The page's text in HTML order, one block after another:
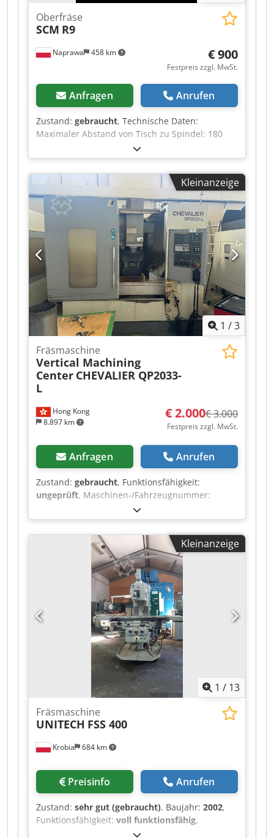
Naprawa 458 km
Oberfräse
SCM R9
€ 900
Festpreis zzgl. MwSt.
Anfragen Anrufen
Zustand: gebraucht, Technische Daten:
Maximaler Abstand von Tisch zu Spindel: 180
mm Vertikaler Spindelhub: 100 mm Spindel
pneumatisch und hydraulisch verstellbar
Wechselspindel Tisch höhenverstellbar
Dodpszhub Nsfx Aclock Spindeldrehzahl:
1000/2000 U/min Motorleistung: 4 kW
Stromversorgung: 380 V
Kleinanzeige
1 /3
Hong Kong
8.897 km
Fräsmaschine
Vertical Machining
Center CHEVALIER QP2033-
L
€ 2.000€ 3.000
Festpreis zzgl. MwSt.
Anfragen Anrufen
Zustand: gebraucht, Funktionsfähigkeit:
ungeprüft, Maschinen-/Fahrzeugnummer:
, Spindeldrehzahl (max.):
Art des Eingangsstroms:Drehstrom,
Gesamtgewicht:5.500 kg, Eingangsspannung:
, CHEVALIER QP2033-L Vertikal-
Bearbeitungszentrum. Die Maschine steht zur
Besichtigung in Riga, Lettland, bereit.
Dodpozfgmxsfx Acljck Die Maschine ist aktuell
unter Strom und kann nach Terminvereinbarung
besichtigt werden. Zusätzliche Fotos und
technische Informationen sind auf Anfrage
Kleinanzeige
1 / 13
Krobia 684 km
Fräsmaschine
UNITECH FSS 400
Preisinfo Anrufen
Zustand: sehr gut (gebraucht), Baujahr: 2002,
Funktionsfähigkeit: voll funktionsfähig,
1.320 mm